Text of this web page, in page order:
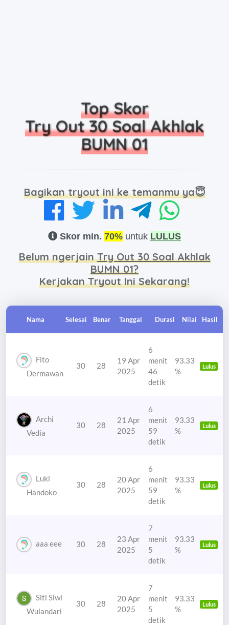
Top Skor
Try Out 30 Soal Akhlak
BUMN 01
Bagikan tryout ini ke temanmu ya😇
Skor min. 70% untuk LULUS
Belum ngerjainTry Out 30 Soal Akhlak
BUMN 01?
Kerjakan Tryout Ini Sekarang!
Nama Selesai Benar Tanggal Durasi Nilai Hasil
Fito
Dermawan
30 28
19 Apr
2025
6
menit
46
detik
93.33
%
Lulus
Archi
Vedia
30 28
21 Apr
2025
6
menit
59
detik
93.33
%
Lulus
Luki
Handoko
30 28
20 Apr
2025
6
menit
59
detik
93.33
%
Lulus
aaa eee 30 28
23 Apr
2025
7
menit
5
detik
93.33
%
Lulus
Siti Siwi
Wulandari
30 28
20 Apr
2025
7
menit
5
detik
93.33
%
Lulus